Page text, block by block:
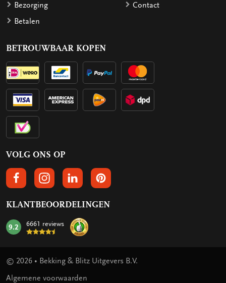
Bezorging
Betalen
Contact
BETROUWBAAR KOPEN
VOLG ONS OP
VOLGS ONS OP FACEBOOK
VOLG ONS OP INSTAGRAM
VOLG ONS OP LINKEDIN
VOLG ONS OP PINTEREST
KLANTBEOORDELINGEN
mark:
9.2 6661 reviews
© 2026 • Bekking & Blitz Uitgevers B.V.
Algemene voorwaarden